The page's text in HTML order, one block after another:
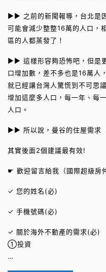
►► 之前的新聞報導，台北是
可能會減少整整16萬的人口，
區的人都蒸發了！
►► 這樣形容夠恐怖吧，但是
口增加數，差不多也是16萬人
就已經讓台灣人驚慌到不可思
增加這麼多人口，每一年、每
人口。
►► 所以說，曼谷的住屋需求
其實後面2個建議最有效!
☛ 歡迎留言給我（國際超級房
✓ 您的姓名(必)
✓ 手機號碼(必)
✓ 關於海外不動產的需求(必)
①投資
…